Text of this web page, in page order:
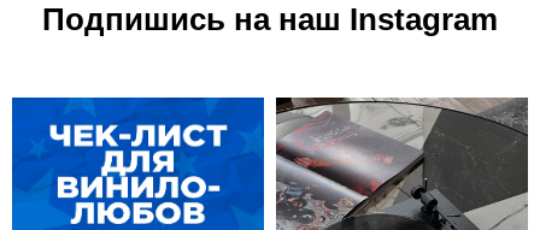
Подпишись на наш Instagram